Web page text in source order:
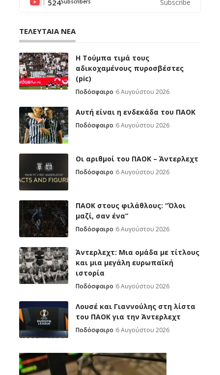
524 Subscribe
ΤΕΛΕΥΤΑΙΑ ΝΕΑ
H Tούμπα τιμά τους
αδικοχαμένους πυροσβέστες
(pic)
Ποδόσφαιρο 6 Αυγούστου 2026
Αυτή είναι η ενδεκάδα του ΠΑΟΚ
Ποδόσφαιρο 6 Αυγούστου 2026
Oι αριθμοί του ΠΑΟΚ – Άντερλεχτ
Ποδόσφαιρο 6 Αυγούστου 2026
ΠΑΟΚ στους φιλάθλους: “Όλοι
μαζί, σαν ένα”
Ποδόσφαιρο 6 Αυγούστου 2026
Άντερλεχτ: Mια ομάδα με τίτλους
και μια μεγάλη ευρωπαϊκή
ιστορία
Ποδόσφαιρο 6 Αυγούστου 2026
Λουσέ και Γιαννούλης στη λίστα
του ΠΑΟΚ για την Άντερλεχτ
Ποδόσφαιρο 6 Αυγούστου 2026